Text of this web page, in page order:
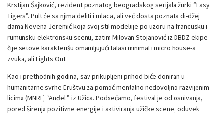
Krstijan Šajković, rezident poznatog beogradskog serijala žurki ”Easy
Tigers”. Pult će sa njima deliti i mlada, ali već dosta poznata di-džej
dama Nevena Jeremić koja svoj stil modeluje po uzoru na francusku i
rumunsku elektronsku scenu, zatim Milovan Stojanović iz DBDZ ekipe
čije setove karakterišu omamljujući talasi minimal i micro house-a
zvuka, ali Lights Out.
Kao i prethodnih godina, sav prikupljeni prihod biće doniran u
humanitarne svrhe Društvu za pomoć mentalno nedovoljno razvijenim
licima (MNRL) “Anđeli” iz Užica. Podsećamo, festival je od osnivanja,
pored širenja pozitivne energije i aktiviranja užičke scene, oduvek